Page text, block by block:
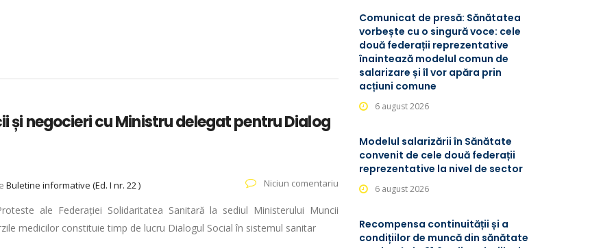
și negocieri cu Ministru delegat pentru Dialog
Buletine informative (Ed. I nr. 22 ) Niciun comentariu
ale Federației Solidaritatea Sanitară la sediul Ministerului Muncii
medicilor constituie timp de lucru Dialogul Social în sistemul sanitar
Comunicat de presă: Sănătatea
vorbește cu o singură voce: cele
două federații reprezentative
înaintează modelul comun de
salarizare și îl vor apăra prin
acțiuni comune
6 august 2026
Modelul salarizării în Sănătate
convenit de cele două federații
reprezentative la nivel de sector
6 august 2026
Recompensa continuității și a
condițiilor de muncă din sănătate